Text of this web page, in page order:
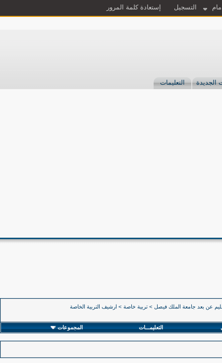
التسجيل إستعادة كلمة المرور
الجديدة التعليمات
عن بعد جامعة الملك فيصل > تربية خاصة > ارشيف التربية الخاصة
التعليمـــات المجموعات